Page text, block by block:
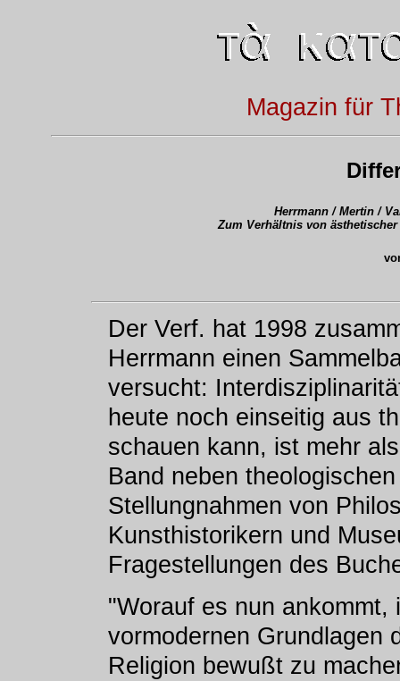
Magazin für
Herrmann / Mertin /
Zum Verhältnis von
Der Verf. hat 1998
Herrmann einen
versucht:
heute noch einseitig aus
schauen kann, ist mehr
Band neben
Stellungnahmen von
Kunsthistorikern und
Fragestellungen des
"Worauf es nun
vormodernen Grundlagen
Religion bewußt zu